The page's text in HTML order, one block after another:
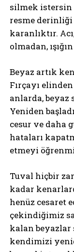
silmek istersin
resme
karanlıktır.
olmadan,
Beyaz artık
Fırçayı
anlarda, beyaz
Yeniden
cesur ve daha
hataları
etmeyi
Tuval hiçbir
kadar
henüz cesaret
çekindiğimiz
kalan beyazlar
kendimizi